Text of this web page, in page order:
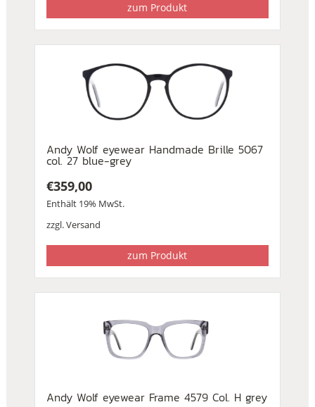
zum Produkt
Andy Wolf eyewear Handmade Brille 5067
col. 27 blue-grey
€359,00
Enthält 19% MwSt.
zzgl.Versand
zum Produkt
Andy Wolf eyewear Frame 4579 Col. H grey